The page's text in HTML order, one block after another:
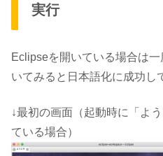
実行
Eclipseを開いている場合は
いてみると 日本語化に成功し
↓最初の画面（起動時に「よ
ている場合）